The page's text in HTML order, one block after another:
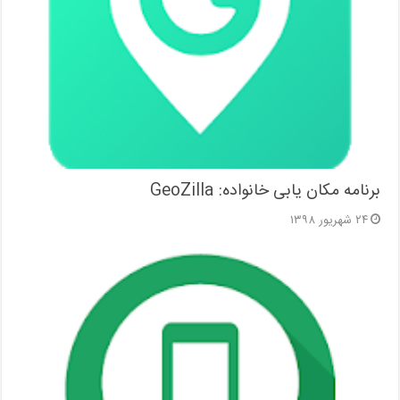
برنامه مکان یابی خانواده: GeoZilla
۲۴ شهریور ۱۳۹۸